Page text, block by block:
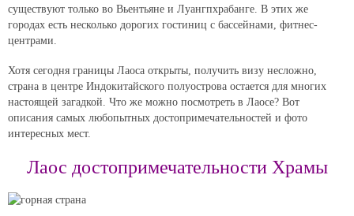
существуют только во Вьентьяне и Луангпхрабанге. В этих же
городах есть несколько дорогих гостиниц с бассейнами, фитнес-
центрами.
Хотя сегодня границы Лаоса открыты, получить визу несложно,
страна в центре Индокитайского полуострова остается для многих
настоящей загадкой. Что же можно посмотреть в Лаосе? Вот
описания самых любопытных достопримечательностей и фото
интересных мест.
Лаос достопримечательности Храмы